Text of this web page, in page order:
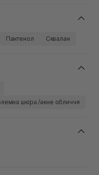
Пантенол Сквалан
шкіра /акне обличчя